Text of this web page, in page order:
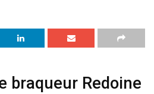
braqueur Redoine